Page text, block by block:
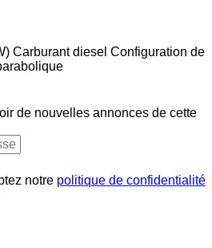
Carburant diesel Configuration de
de nouvelles annonces de cette
notre politique de confidentialité